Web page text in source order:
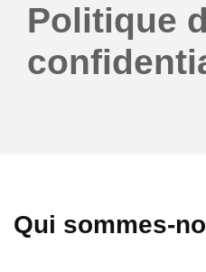
Politique
Qui sommes-